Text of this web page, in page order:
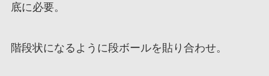
底に必要。
階段状になるように段ボールを貼り合わせ。